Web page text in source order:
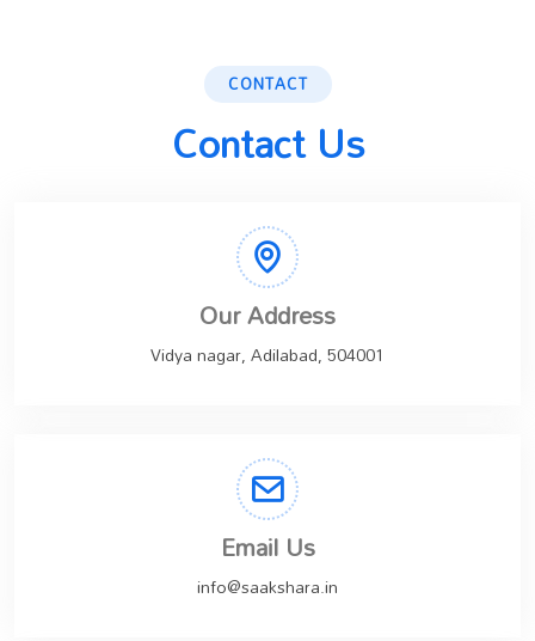
CONTACT
Contact Us
Our Address
Vidya nagar, Adilabad, 504001
Email Us
info@saakshara.in